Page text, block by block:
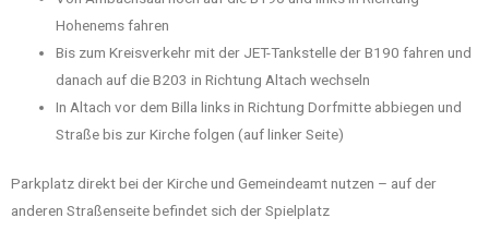
Hohenems fahren
Bis zum Kreisverkehr mit der JET-Tankstelle der B190 fahren und
danach auf die B203 in Richtung Altach wechseln
In Altach vor dem Billa links in Richtung Dorfmitte abbiegen und
Straße bis zur Kirche folgen (auf linker Seite)
Parkplatz direkt bei der Kirche und Gemeindeamt nutzen – auf der
anderen Straßenseite befindet sich der Spielplatz